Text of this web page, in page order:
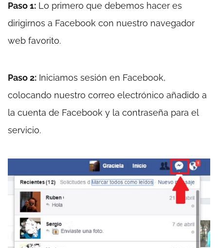
Paso 1: Lo primero que debemos hacer es
dirigirnos a Facebook con nuestro navegador
web favorito.
Paso 2: Iniciamos sesión en Facebook,
colocando nuestro correo electrónico añadido a
la cuenta de Facebook y la contraseña para el
servicio.